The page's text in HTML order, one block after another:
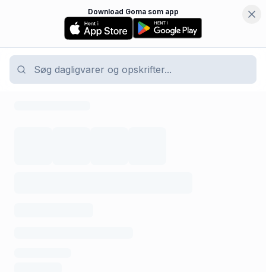
Download Goma som app